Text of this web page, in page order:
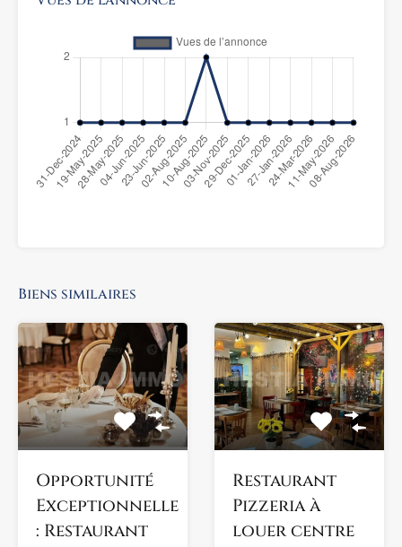
Biens similaires
Opportunité
Exceptionnelle
: Restaurant
Restaurant
Pizzeria à
louer centre